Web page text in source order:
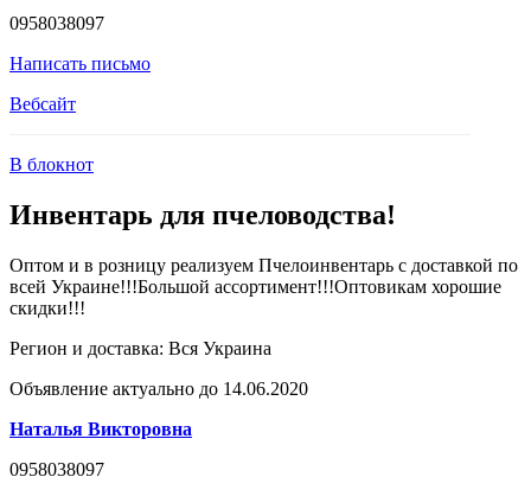
0958038097
Написать письмо
Вебсайт
В блокнот
Инвентарь для пчеловодства!
Оптом и в розницу реализуем Пчелоинвентарь с доставкой по
всей Украине!!!Большой ассортимент!!!Оптовикам хорошие
скидки!!!
Регион и доставка: Вся Украина
Объявление актуально до 14.06.2020
Наталья Викторовна
0958038097